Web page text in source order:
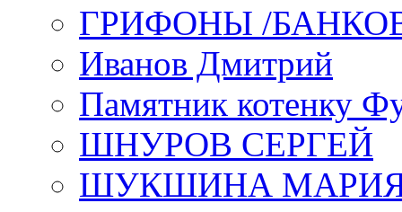
ГРИФОНЫ /
Иванов Дмитрий
Памятник котенку
ШНУРОВ СЕРГЕЙ
ШУКШИНА